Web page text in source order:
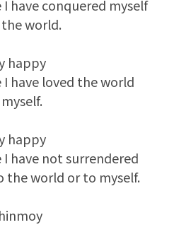
I have conquered myself
world.
happy
I have loved the world
happy
I have not surrendered
the world or to myself.